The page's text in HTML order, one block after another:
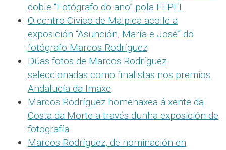
doble “Fotógrafo do ano” pola FEPFI.
O centro Cívico de Malpica acolle a
exposición “Asunción, María e José” do
fotógrafo Marcos Rodríguez:
Dúas fotos de Marcos Rodríguez
seleccionadas como finalistas nos premios
Andalucía da Imaxe.
Marcos Rodríguez homenaxea á xente da
Costa da Morte a través dunha exposición de
fotografía
Marcos Rodríguez, de nominación en